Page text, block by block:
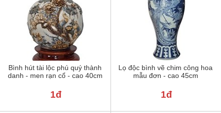
Bình hút tài lộc phú quý thành
danh - men rạn cổ - cao 40cm
1đ
Lọ độc bình vẽ chim công hoa
mẫu đơn - cao 45cm
1đ